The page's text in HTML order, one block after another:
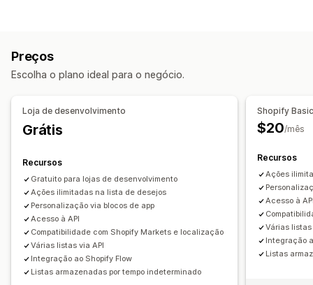
Inscrição online
Lista de desejos do visitante
Painel de controle
Adicionar ao carrinho
Branding personalizado
Ícones personalizados Em vários idiomas
Preços
Escolha o plano ideal para o negócio.
Loja de desenvolvimento
Grátis
Recursos
Gratuito para lojas de desenvolvimento
Ações ilimitadas na lista de desejos
Personalização via blocos de app
Acesso à API
Compatibilidade com Shopify Markets e localização
Várias listas via API
Integração ao Shopify Flow
Listas armazenadas por tempo indeterminado
Shopify
$20/mês
Recursos
Ações
Acesso à
Várias listas
Integração
Listas